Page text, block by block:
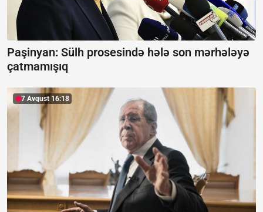
Paşinyan: Sülh prosesində hələ son mərhələyə
çatmamışıq
7 Avqust 16:18